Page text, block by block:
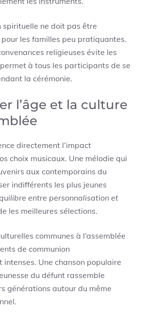
spirituelle ne doit pas être
les familles peu pratiquantes.
religieuses évite les
à tous les participants de se
la cérémonie.
l’âge et la culture
directement l’impact
choix musicaux. Une mélodie qui
aux contemporains du
indifférents les plus jeunes
entre personnalisation et
les meilleures sélections.
communes à l’assemblée
de communion
Une chanson populaire
du défunt rassemble
générations autour du même